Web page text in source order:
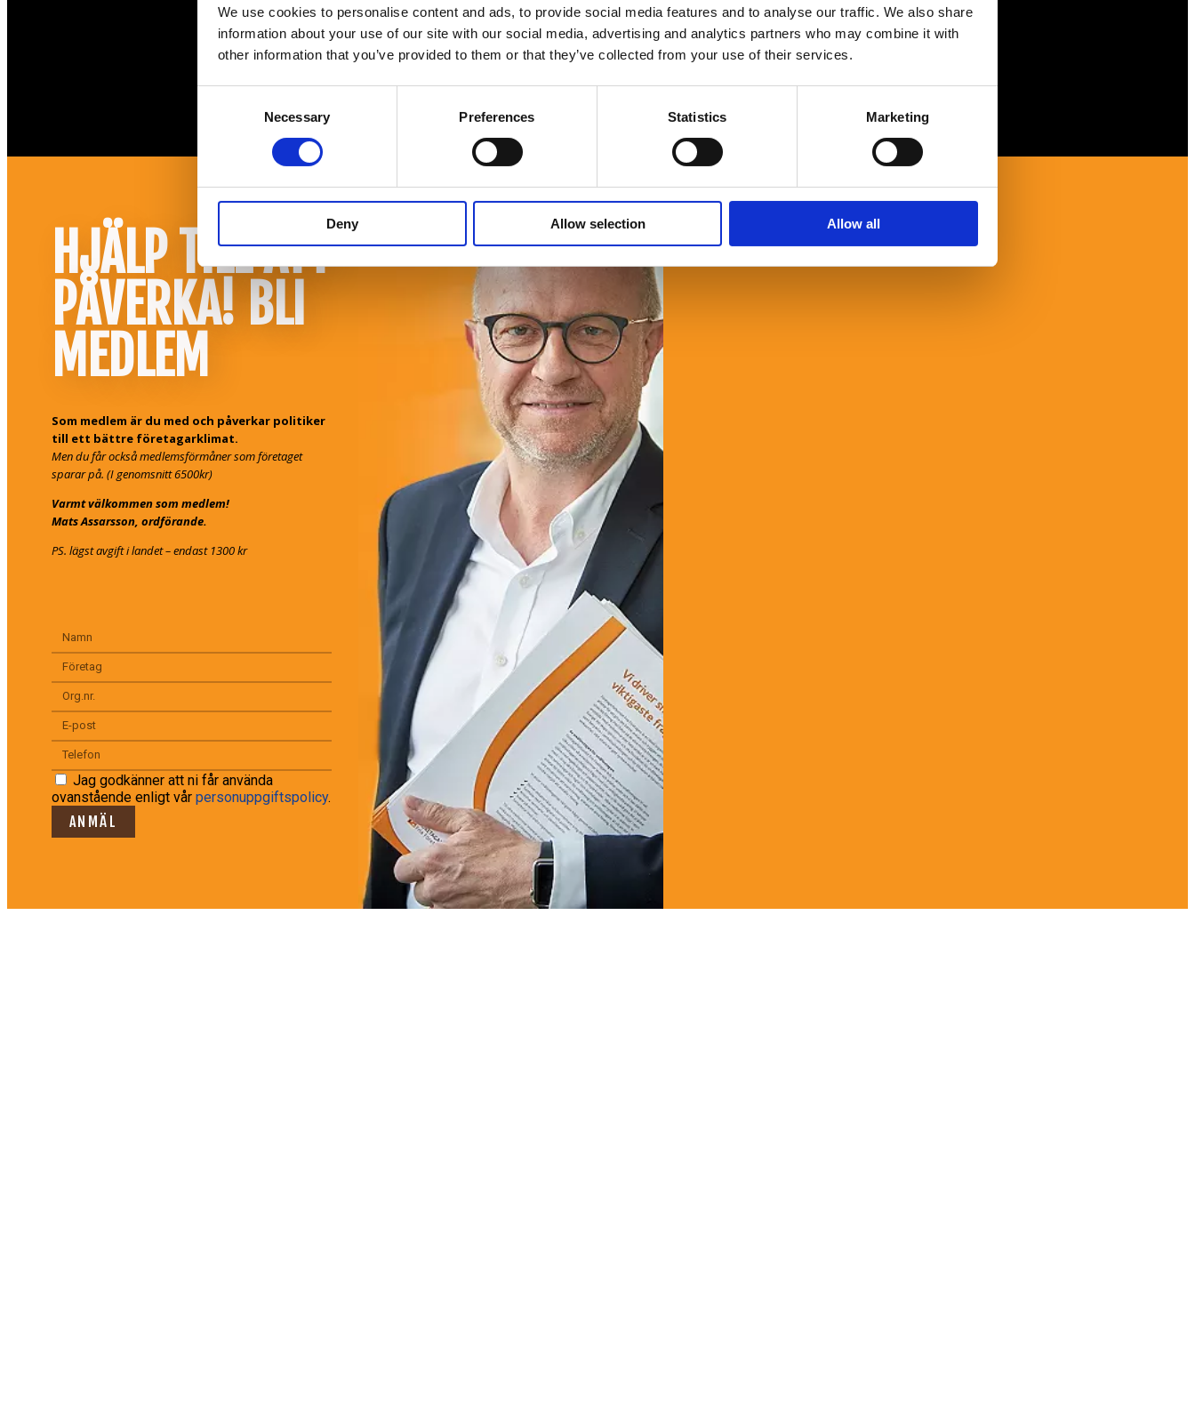
We use cookies to personalise content and ads, to provide social media features and to analyse our traffic. We also share
information about your use of our site with our social media, advertising and analytics partners who may combine it with
other information that you’ve provided to them or that they’ve collected from your use of their services.
Necessary Preferences Statistics Marketing
Deny Allow selection Allow all
BLI MEDLEM
Om oss
HJÄLP TILL ATT
PÅVERKA! BLI
MEDLEM
Som medlem är du med och påverkar politiker
till ett bättre företagarklimat.
Men du får också medlemsförmåner som företaget
sparar på. (I genomsnitt 6500kr)
Varmt välkommen som medlem!
Mats Assarsson, ordförande.
PS. lägst avgift i landet – endast 1300 kr
Jag godkänner att ni får använda
ovanstående enligt vår personuppgiftspolicy.
ANMÄL